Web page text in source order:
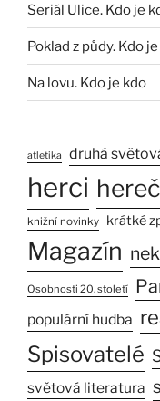
Seriál Ulice. Kdo je
Poklad z půdy. Kdo
Na lovu. Kdo je kdo
atletika druhá
herci
knižní novinky krátké
Magazín
Osobnosti 20. století
populární hudba
Spisovatelé
světová literatura